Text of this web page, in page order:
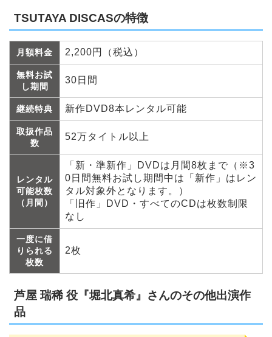
TSUTAYA DISCASの特徴
月額料金 2,200円（税込）
無料お試
し期間
30日間
継続特典 新作DVD8本レンタル可能
取扱作品
数
52万タイトル以上
レンタル
可能枚数
（月間）
「新・準新作」DVDは月間8枚まで（※3
0日間無料お試し期間中は「新作」はレン
タル対象外となります。）
「旧作」DVD・すべてのCDは枚数制限
なし
一度に借
りられる
枚数
2枚
芦屋 瑞稀 役『堀北真希』さんのその他出演作
品